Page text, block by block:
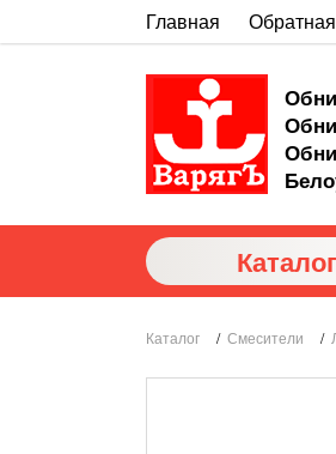
Главная
Каталог
Каталог / Смесители /